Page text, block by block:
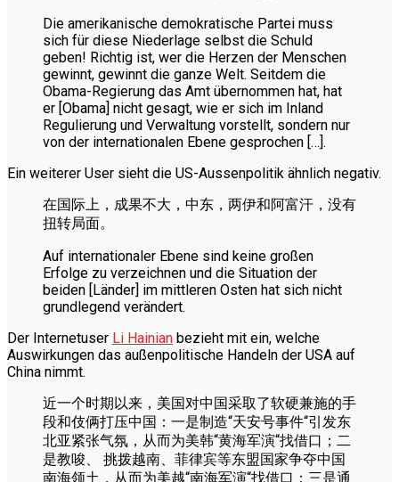
Die amerikanische demokratische Partei muss
sich für diese Niederlage selbst die Schuld
geben! Richtig ist, wer die Herzen der Menschen
gewinnt, gewinnt die ganze Welt. Seitdem die
Obama-Regierung das Amt übernommen hat, hat
er [Obama] nicht gesagt, wie er sich im Inland
Regulierung und Verwaltung vorstellt, sondern nur
von der internationalen Ebene gesprochen […].
Ein weiterer User sieht die US-Aussenpolitik ähnlich negativ.
在国际上，成果不大，中东，两伊和阿富汗，没有
扭转局面。
Auf internationaler Ebene sind keine großen
Erfolge zu verzeichnen und die Situation der
beiden [Länder] im mittleren Osten hat sich nicht
grundlegend verändert.
Der Internetuser Li Hainian bezieht mit ein, welche
Auswirkungen das außenpolitische Handeln der USA auf
China nimmt.
近一个时期以来，美国对中国采取了软硬兼施的手
段和伎俩打压中国：一是制造“天安号事件“引发东
北亚紧张气氛，从而为美韩“黄海军演“找借口；二
是教唆、 挑拨越南、菲律宾等东盟国家争夺中国
南海领土，从而为美越“南海军演“找借口；三是通